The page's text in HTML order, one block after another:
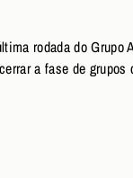
rodada do Grupo
a fase de grupos